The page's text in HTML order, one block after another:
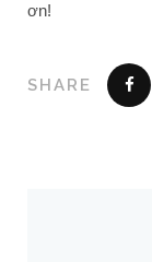
ơn!
SHARE